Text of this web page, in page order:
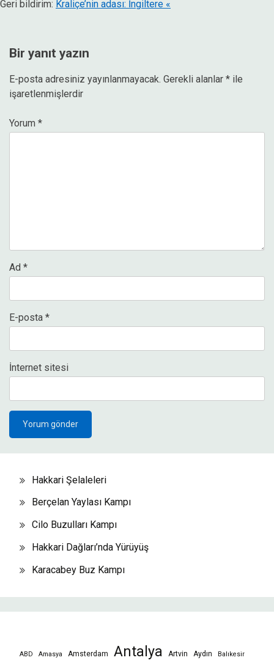
Geri bildirim: Kraliçe’nin adası: İngiltere «
Bir yanıt yazın
E-posta adresiniz yayınlanmayacak. Gerekli alanlar * ile
işaretlenmişlerdir
Yorum *
Ad *
E-posta *
İnternet sitesi
Hakkari Şelaleleri
Berçelan Yaylası Kampı
Cilo Buzulları Kampı
Hakkari Dağları’nda Yürüyüş
Karacabey Buz Kampı
ABD Amasya Amsterdam Antalya Artvin Aydın Balıkesir